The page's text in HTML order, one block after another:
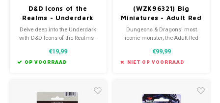
D&D Icons of the
Realms - Underdark
Expeditions booster
Delve deep into the Underdark
with D&D Icons of the Realms -
The Underdark is the deep
subterranean realm home to
Umber Hulks, and Gelatinous
Cubes.
€19,99
OP VOORRAAD
(WZK96321) Big
Miniatures - Adult Red
Dragon Tyrant
(Painted)
Dungeons & Dragons' most
iconic monster, the Adult Red
dragons.
€99,99
NIET OP VOORRAAD